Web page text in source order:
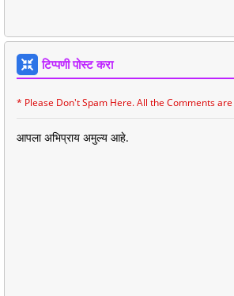
टिप्पणी पोस्ट करा
* Please Don't Spam Here. All the Comments
आपला अभिप्राय अमुल्य आहे.